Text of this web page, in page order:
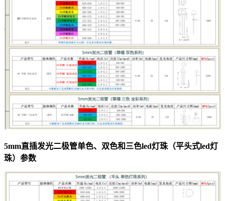
5mm直插发光二极管单色、双色和三色led灯珠（平头式led灯
珠）参数